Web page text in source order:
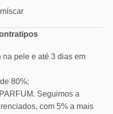
na pele e até 3 dias em
80%;
Seguimos a
com 5% a mais